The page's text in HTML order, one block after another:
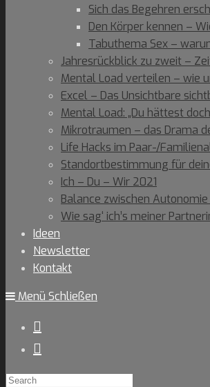
Sich das Begehren
Den Körper kennen –
Tabuthema Sex –
Jahresrückblick zu zweit –
Mental Load verteilen – wie
Excel – Das Unsichtbare
Mental Load: „Du hättest
Mikrotraumen – das Drama
Life Hacks im Paar-/
Standortbestimmung für
Ich – Du – Wir 2021
Balance zwischen
Wie sag‘ ich’s meiner
Ideen
Newsletter
Kontakt
Menü Schließen
Search